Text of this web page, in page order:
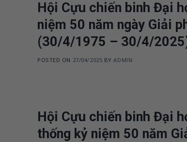
Hội Cựu chiến binh Đại
niệm 50 năm ngày Giải
(30/4/1975 – 30/4/
POSTED ON 27/04/2025 BYADMIN
Hội Cựu chiến binh Đại
thống kỷ niệm 50 năm